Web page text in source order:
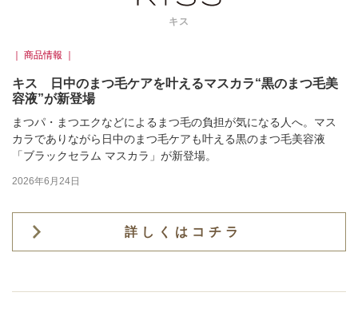
キス
｜ 商品情報 ｜
キス 日中のまつ毛ケアを叶えるマスカラ“黒のまつ毛美
容液”が新登場
まつパ・まつエクなどによるまつ毛の負担が気になる人へ。マス
カラでありながら日中のまつ毛ケアも叶える黒のまつ毛美容液
「ブラックセラム マスカラ」が新登場。
2026年6月24日
詳しくはコチラ